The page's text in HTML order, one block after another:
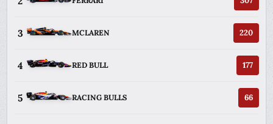
3 MCLAREN 220
4 RED BULL 177
5 RACING BULLS 66